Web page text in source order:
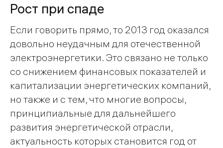
Рост при спаде
Если говорить прямо, то 2013 год оказался
довольно неудачным для отечественной
электроэнергетики. Это связано не только
со снижением финансовых показателей и
капитализации энергетических компаний,
но также и с тем, что многие вопросы,
принципиальные для дальнейшего
развития энергетической отрасли,
актуальность которых становится год от